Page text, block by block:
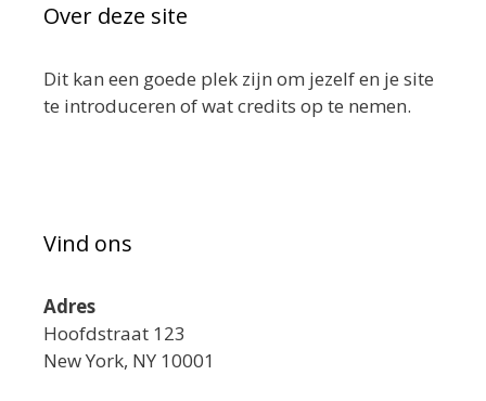
Over deze site
Dit kan een goede plek zijn om jezelf en je site
te introduceren of wat credits op te nemen.
Vind ons
Adres
Hoofdstraat 123
New York, NY 10001